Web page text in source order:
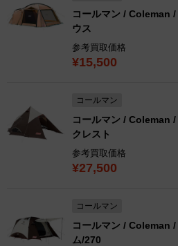
コールマン / Coleman
ウス
参考買取価格
¥15,500
コールマン
コールマン / Coleman /
クレスト
参考買取価格
¥27,500
コールマン
コールマン / Coleman
ム/270